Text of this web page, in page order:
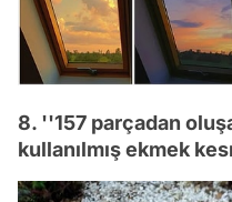
8. ''157 parçadan
kullanılmış ekmek